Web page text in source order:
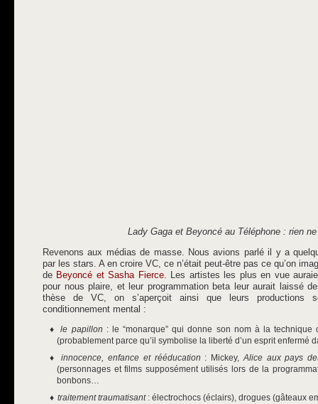
Lady Gaga et Beyoncé au Téléphone : rien
Revenons aux médias de masse. Nous avions parlé il y a
par les stars. A en croire VC, ce n’était peut-être pas ce qu’on
de Beyoncé et Sasha Fierce. Les artistes les plus en vue
pour nous plaire, et leur programmation beta leur aurait laissé
thèse de VC, on s’aperçoit ainsi que leurs productions
conditionnement mental :
le papillon : le “monarque” qui donne son nom à la
(probablement parce qu’il symbolise la liberté d’un esprit enfermé
innocence, enfance et rééducation : Mickey,Alice aux pays
(personnages et films supposément utilisés lors de la
bonbons…
traitement traumatisant: électrochocs (éclairs), drogues (gâteaux